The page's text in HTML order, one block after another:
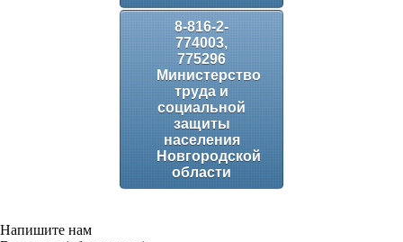
8-816-2-
774003,
775296
Министерство
труда и
социальной
защиты
населения
Новгородской
области
Напишите нам